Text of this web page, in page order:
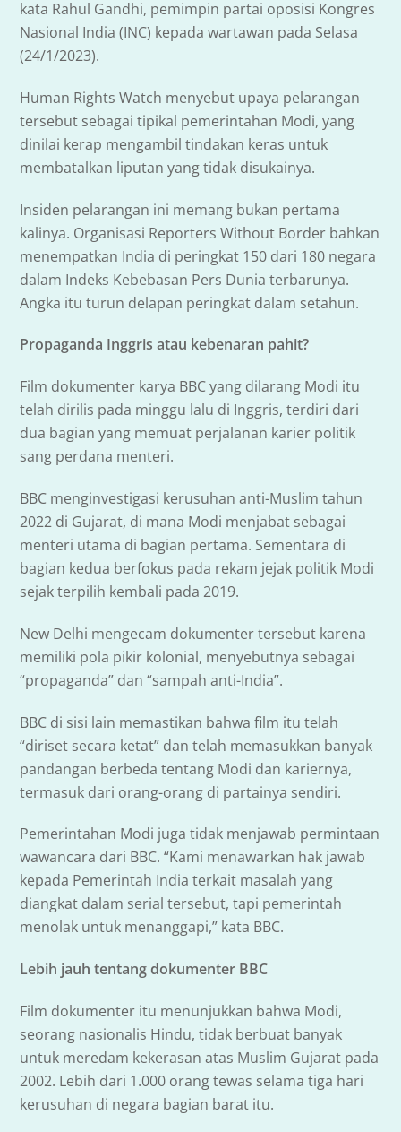
kata Rahul Gandhi, pemimpin partai oposisi Kongres
Nasional India (INC) kepada wartawan pada Selasa
(24/1/2023).
Human Rights Watch menyebut upaya pelarangan
tersebut sebagai tipikal pemerintahan Modi, yang
dinilai kerap mengambil tindakan keras untuk
membatalkan liputan yang tidak disukainya.
Insiden pelarangan ini memang bukan pertama
kalinya. Organisasi Reporters Without Border bahkan
menempatkan India di peringkat 150 dari 180 negara
dalam Indeks Kebebasan Pers Dunia terbarunya.
Angka itu turun delapan peringkat dalam setahun.
Propaganda Inggris atau kebenaran pahit?
Film dokumenter karya BBC yang dilarang Modi itu
telah dirilis pada minggu lalu di Inggris, terdiri dari
dua bagian yang memuat perjalanan karier politik
sang perdana menteri.
BBC menginvestigasi kerusuhan anti-Muslim tahun
2022 di Gujarat, di mana Modi menjabat sebagai
menteri utama di bagian pertama. Sementara di
bagian kedua berfokus pada rekam jejak politik Modi
sejak terpilih kembali pada 2019.
New Delhi mengecam dokumenter tersebut karena
memiliki pola pikir kolonial, menyebutnya sebagai
“propaganda” dan “sampah anti-India”.
BBC di sisi lain memastikan bahwa film itu telah
“diriset secara ketat” dan telah memasukkan banyak
pandangan berbeda tentang Modi dan kariernya,
termasuk dari orang-orang di partainya sendiri.
Pemerintahan Modi juga tidak menjawab permintaan
wawancara dari BBC. “Kami menawarkan hak jawab
kepada Pemerintah India terkait masalah yang
diangkat dalam serial tersebut, tapi pemerintah
menolak untuk menanggapi,” kata BBC.
Lebih jauh tentang dokumenter BBC
Film dokumenter itu menunjukkan bahwa Modi,
seorang nasionalis Hindu, tidak berbuat banyak
untuk meredam kekerasan atas Muslim Gujarat pada
2002. Lebih dari 1.000 orang tewas selama tiga hari
kerusuhan di negara bagian barat itu.